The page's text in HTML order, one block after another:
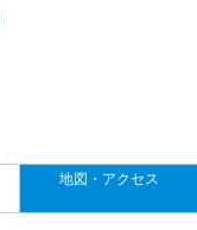
地図・アクセス